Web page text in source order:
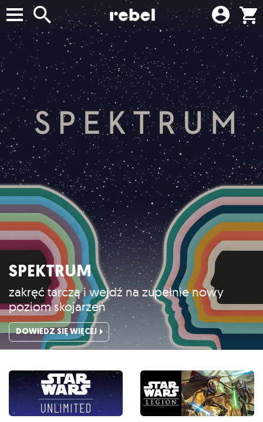
SPEKTRUM
zakręć tarczą i wejdź na zupełnie nowy
poziom skojarzeń
DOWIEDZ SIĘ WIĘCEJ